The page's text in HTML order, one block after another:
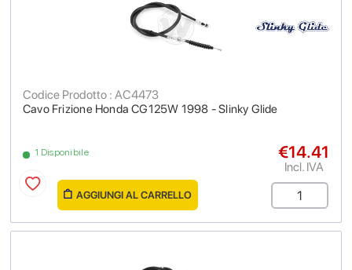
Cavo Frizione Honda CG125W 1998 - Slinky Glide
Codice Prodotto : AC4473
1 Disponibile €14.41
Incl. IVA
AGGIUNGI AL CARRELLO